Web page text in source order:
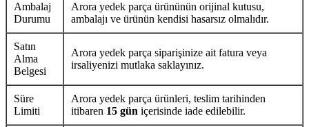
Ambalaj
Durumu
Arora yedek parça ürününün orijinal kutusu,
ambalajı ve ürünün kendisi hasarsız olmalıdır.
Satın
Alma
Belgesi
Arora yedek parça siparişinize ait fatura veya
irsaliyenizi mutlaka saklayınız.
Süre
Limiti
Arora yedek parça ürünleri, teslim tarihinden
itibaren 15 gün içerisinde iade edilebilir.